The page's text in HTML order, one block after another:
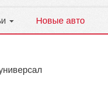
Новые авто